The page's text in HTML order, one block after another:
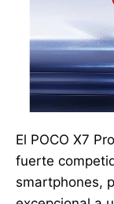
El POCO X7
fuerte
smartphones,